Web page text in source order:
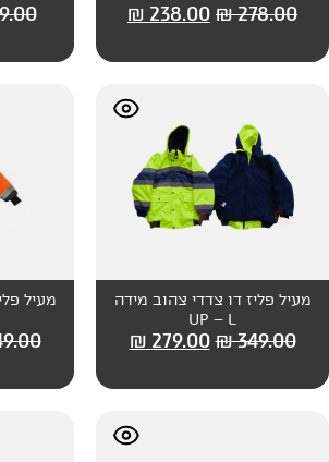
₪
139.00
₪
מידה
₪
מעיל פליז דו צדדי כתום מידה
349.00
279.00
₪